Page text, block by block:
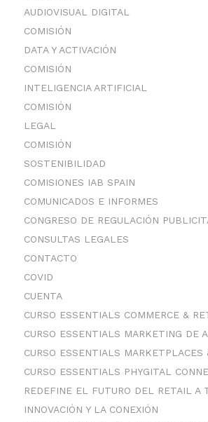
AUDIOVISUAL DIGITAL
COMISIÓN
DATA Y ACTIVACIÓN
COMISIÓN
INTELIGENCIA ARTIFICIAL
COMISIÓN
LEGAL
COMISIÓN
SOSTENIBILIDAD
COMISIONES IAB SPAIN
COMUNICADOS E INFORMES
CONGRESO DE REGULACIÓN
CONSULTAS LEGALES
CONTACTO
COVID
CUENTA
CURSO ESSENTIALS COMMERCE &
CURSO ESSENTIALS MARKETING DE
CURSO ESSENTIALS MARKETPLACES
CURSO ESSENTIALS PHYGITAL
REDEFINE EL FUTURO DEL RETAIL A
INNOVACIÓN Y LA CONEXIÓN